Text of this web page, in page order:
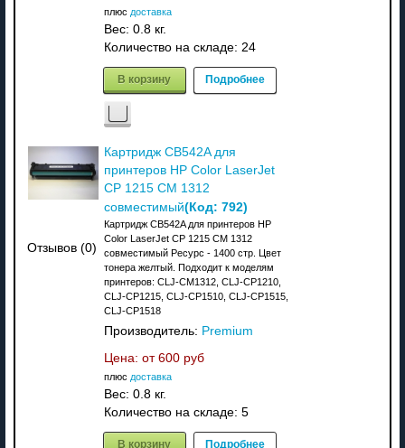
плюс доставка
Вес: 0.8 кг.
Количество на складе: 24
В корзину Подробнее
Отзывов (0)
Картридж CB542A для
принтеров HP Color LaserJet
CP 1215 CM 1312
совместимый(Код: 792)
Картридж CB542A для принтеров HP
Color LaserJet CP 1215 CM 1312
совместимый Ресурс - 1400 стр. Цвет
тонера желтый. Подходит к моделям
принтеров: CLJ-CM1312, CLJ-CP1210,
CLJ-CP1215, CLJ-CP1510, CLJ-CP1515,
CLJ-CP1518
Производитель: Premium
Цена: от 600 руб
плюс доставка
Вес: 0.8 кг.
Количество на складе: 5
В корзину Подробнее